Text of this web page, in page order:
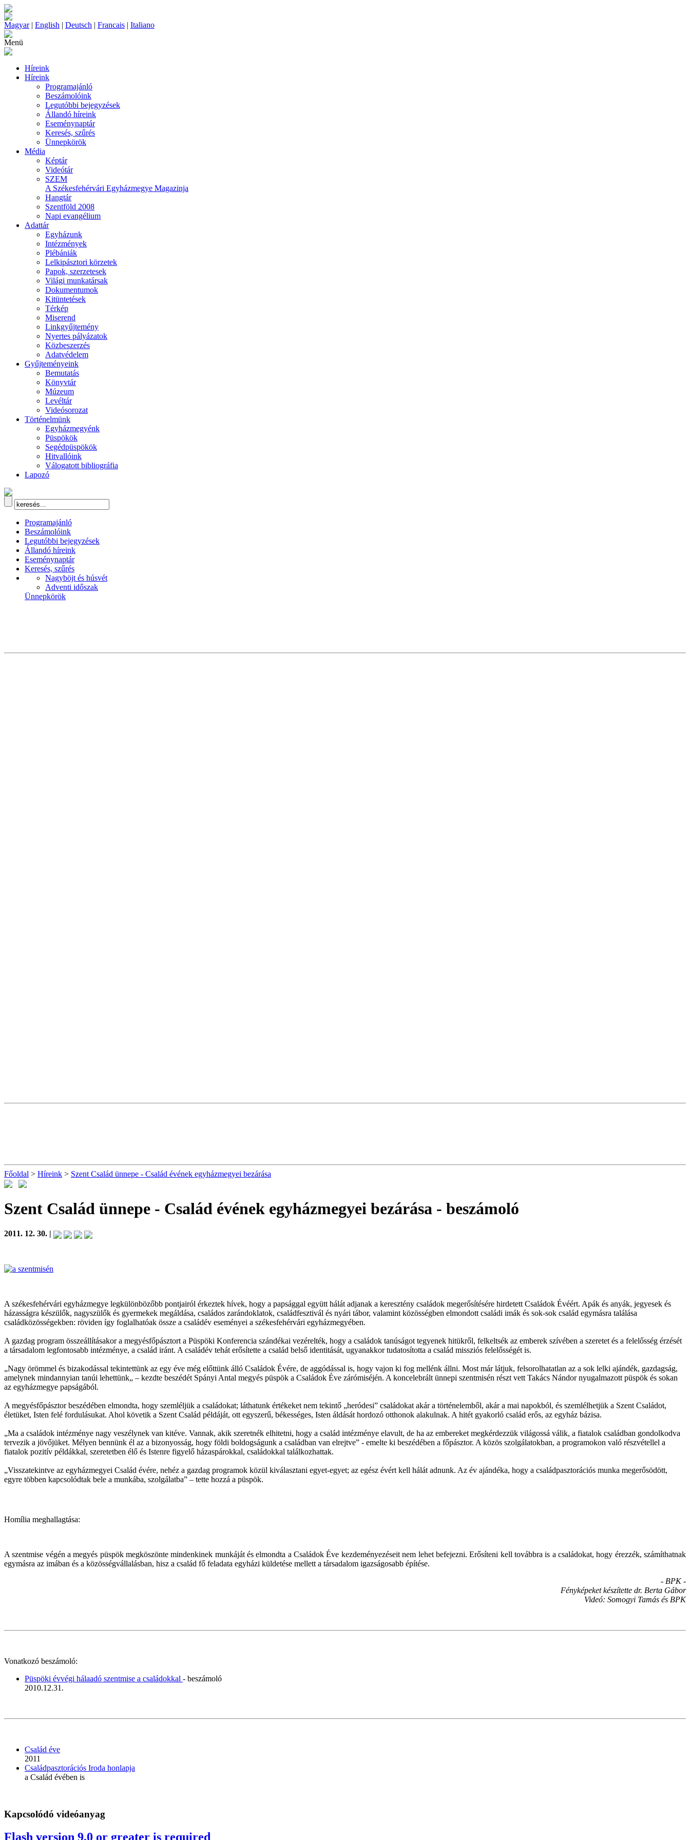
Magyar| English | Deutsch | Francais | Italiano
Menü
Híreink
Híreink
Programajánló
Beszámolóink
Legutóbbi bejegyzések
Állandó híreink
Eseménynaptár
Keresés, szűrés
Ünnepkörök
Média
Képtár
Videótár
SZEM
A Székesfehérvári Egyházmegye Magazinja
Hangtár
Szentföld 2008
Napi evangélium
Adattár
Egyházunk
Intézmények
Plébániák
Lelkipásztori körzetek
Papok, szerzetesek
Világi munkatársak
Dokumentumok
Kitüntetések
Térkép
Miserend
Linkgyűjtemény
Nyertes pályázatok
Közbeszerzés
Adatvédelem
Gyűjteményeink
Bemutatás
Könyvtár
Múzeum
Levéltár
Videósorozat
Történelmünk
Egyházmegyénk
Püspökök
Segédpüspökök
Hitvallóink
Válogatott bibliográfia
Lapozó
Programajánló
Beszámolóink
Legutóbbi bejegyzések
Állandó híreink
Eseménynaptár
Keresés, szűrés
Nagyböjt és húsvét
Adventi időszak
Ünnepkörök
Főoldal > Híreink > Szent Család ünnepe - Család évének egyházmegyei bezárása
Szent Család ünnepe - Család évének egyházmegyei bezárása - beszámoló
2011. 12. 30. |
A székesfehérvári egyházmegye legkülönbözőbb pontjairól érkeztek hívek, hogy a papsággal együtt hálát adjanak a keresztény családok megerősítésére hirdetett Családok Évéért. Apák és anyák, jegyesek és
házasságra készülők, nagyszülők és gyermekek megáldása, családos zarándoklatok, családfesztivál és nyári tábor, valamint közösségben elmondott családi imák és sok-sok család egymásra találása
családközösségekben: röviden így foglalhatóak össze a családév eseményei a székesfehérvári egyházmegyében.
A gazdag program összeállításakor a megyésfőpásztort a Püspöki Konferencia szándékai vezérelték, hogy a családok tanúságot tegyenek hitükről, felkeltsék az emberek szívében a szeretet és a felelősség érzését
a társadalom legfontosabb intézménye, a család iránt. A családév tehát erősítette a család belső identitását, ugyanakkor tudatosította a család missziós felelősségét is.
„Nagy örömmel és bizakodással tekintettünk az egy éve még előttünk álló Családok Évére, de aggódással is, hogy vajon ki fog mellénk állni. Most már látjuk, felsorolhatatlan az a sok lelki ajándék, gazdagság,
amelynek mindannyian tanúi lehettünk„ – kezdte beszédét Spányi Antal megyés püspök a Családok Éve zárómiséjén. A koncelebrált ünnepi szentmisén részt vett Takács Nándor nyugalmazott püspök és sokan
az egyházmegye papságából.
A megyésfőpásztor beszédében elmondta, hogy szemléljük a családokat; láthatunk értékeket nem tekintő „heródesi” családokat akár a történelemből, akár a mai napokból, és szemlélhetjük a Szent Családot,
életüket, Isten felé fordulásukat. Ahol követik a Szent Család példáját, ott egyszerű, békességes, Isten áldását hordozó otthonok alakulnak. A hitét gyakorló család erős, az egyház bázisa.
„Ma a családok intézménye nagy veszélynek van kitéve. Vannak, akik szeretnék elhitetni, hogy a család intézménye elavult, de ha az embereket megkérdezzük világossá válik, a fiatalok családban gondolkodva
tervezik a jövőjüket. Mélyen bennünk él az a bizonyosság, hogy földi boldogságunk a családban van elrejtve” - emelte ki beszédében a főpásztor. A közös szolgálatokban, a programokon való részvétellel a
fiatalok pozitív példákkal, szeretetben élő és Istenre figyelő házaspárokkal, családokkal találkozhattak.
„Visszatekintve az egyházmegyei Család évére, nehéz a gazdag programok közül kiválasztani egyet-egyet; az egész évért kell hálát adnunk. Az év ajándéka, hogy a családpasztorációs munka megerősödött,
egyre többen kapcsolódtak bele a munkába, szolgálatba” – tette hozzá a püspök.
Homília meghallagtása:
A szentmise végén a megyés püspök megköszönte mindenkinek munkáját és elmondta a Családok Éve kezdeményezéseit nem lehet befejezni. Erősíteni kell továbbra is a családokat, hogy érezzék, számíthatnak
egymásra az imában és a közösségvállalásban, hisz a család fő feladata egyházi küldetése mellett a társadalom igazságosabb építése.
- BPK -
Fényképeket készítette dr. Berta Gábor
Videó: Somogyi Tamás és BPK
Vonatkozó beszámoló:
Püspöki évvégi hálaadó szentmise a családokkal - beszámoló
2010.12.31.
Család éve
2011
Családpasztorációs Iroda honlapja
a Család évében is
Kapcsolódó videóanyag
Flash version 9,0 or greater is required